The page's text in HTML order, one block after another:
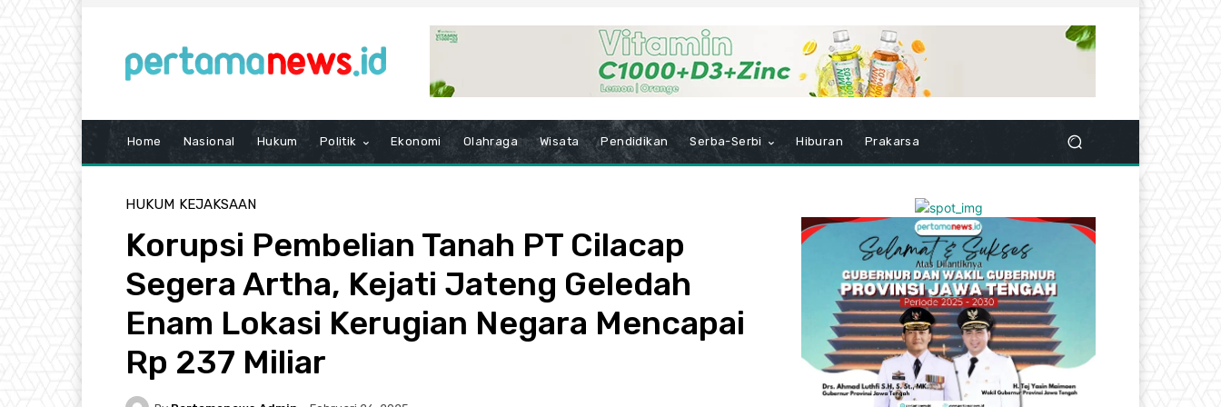
Home Nasional Hukum Politik Ekonomi Olahraga Wisata Pendidikan Serba-Serbi Hiburan Prakarsa
HUKUM KEJAKSAAN
Korupsi Pembelian Tanah PT Cilacap
Segera Artha, Kejati Jateng Geledah
Enam Lokasi Kerugian Negara Mencapai
Rp 237 Miliar